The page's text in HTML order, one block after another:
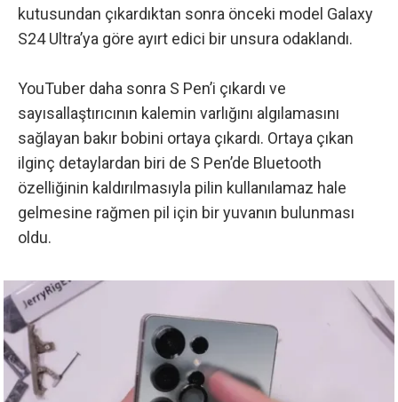
kutusundan çıkardıktan sonra önceki model Galaxy
S24 Ultra’ya göre ayırt edici bir unsura odaklandı.
YouTuber daha sonra S Pen’i çıkardı ve
sayısallaştırıcının kalemin varlığını algılamasını
sağlayan bakır bobini ortaya çıkardı. Ortaya çıkan
ilginç detaylardan biri de S Pen’de Bluetooth
özelliğinin kaldırılmasıyla pilin kullanılamaz hale
gelmesine rağmen pil için bir yuvanın bulunması
oldu.